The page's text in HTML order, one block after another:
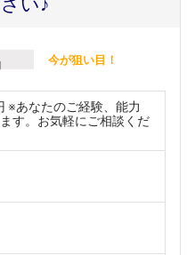
今が狙い目！
※あなたのご経験、能力
す。お気軽にご相談くだ